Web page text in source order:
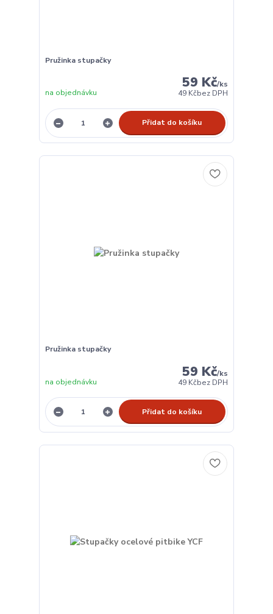
Pružinka stupačky
59 Kč/ks
49 Kčbez DPH
na objednávku
Přidat do košíku
Pružinka stupačky
59 Kč/ks
49 Kčbez DPH
na objednávku
Přidat do košíku